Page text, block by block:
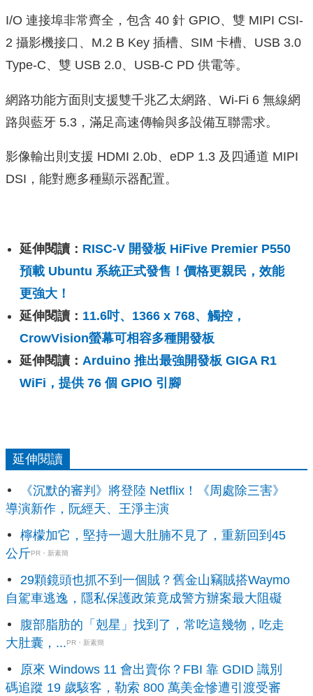
I/O 連接埠非常齊全，包含 40 針 GPIO、雙 MIPI CSI-
2 攝影機接口、M.2 B Key 插槽、SIM 卡槽、USB 3.0
Type-C、雙 USB 2.0、USB-C PD 供電等。
網路功能方面則支援雙千兆乙太網路、Wi-Fi 6 無線網
路與藍牙 5.3，滿足高速傳輸與多設備互聯需求。
影像輸出則支援 HDMI 2.0b、eDP 1.3 及四通道 MIPI
DSI，能對應多種顯示器配置。
延伸閱讀： RISC-V 開發板 HiFive Premier P550
預載 Ubuntu 系統正式發售！價格更親民，效能
更強大！
延伸閱讀： 11.6吋、1366 x 768、觸控，
CrowVision螢幕可相容多種開發板
延伸閱讀： Arduino 推出最強開發板 GIGA R1
WiFi，提供 76 個 GPIO 引腳
延伸閱讀
《沉默的審判》將登陸 Netflix！《周處除三害》
導演新作，阮經天、王淨主演
檸檬加它，堅持一週大肚腩不見了，重新回到45
公斤PR・新素簡
29顆鏡頭也抓不到一個賊？舊金山竊賊搭Waymo
自駕車逃逸，隱私保護政策竟成警方辦案最大阻礙
腹部脂肪的「剋星」找到了，常吃這幾物，吃走
大肚囊，...PR・新素簡
原來 Windows 11 會出賣你？FBI 靠 GDID 識別
碼追蹤 19 歲駭客，勒索 800 萬美金慘遭引渡受審